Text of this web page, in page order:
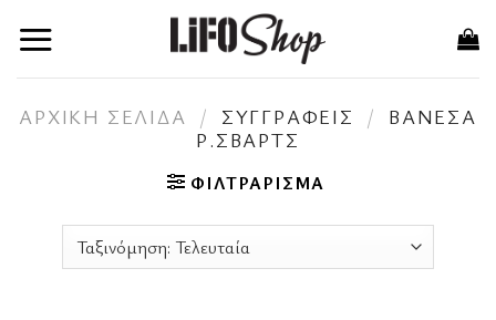
ΑΡΧΙΚΉ ΣΕΛΊΔΑ / ΣΥΓΓΡΑΦΕΊΣ /
ΒΑΝΈΣΑ
Ρ.ΣΒΑΡΤΣ
ΦΙΛΤΡΆΡΙΣΜΑ